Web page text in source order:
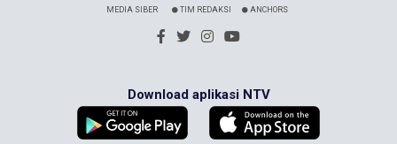
MEDIA SIBER TIM REDAKSI ANCHORS
Download aplikasi NTV